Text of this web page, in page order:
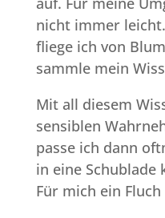
nicht immer
fliege ich von
sammle mein
Mit all diesem
sensiblen
passe ich dann
in eine Schublade
Für mich ein